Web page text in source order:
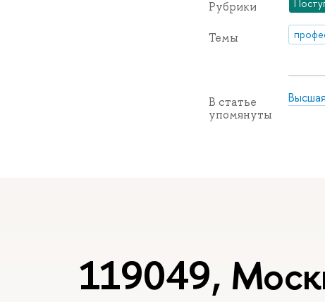
Рубрики
Темы
В статье
упомянуты
119049,